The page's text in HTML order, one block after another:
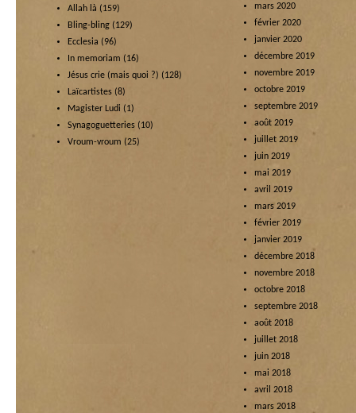
Allah là (159)
Bling-bling (129)
Ecclesia (96)
In memoriam (16)
Jésus crie (mais quoi ?) (128)
Laïcartistes (8)
Magister Ludi (1)
Synagoguetteries (10)
Vroum-vroum (25)
mars 2020
février 2020
janvier 2020
décembre 2019
novembre 2019
octobre 2019
septembre 2019
août 2019
juillet 2019
juin 2019
mai 2019
avril 2019
mars 2019
février 2019
janvier 2019
décembre 2018
novembre 2018
octobre 2018
septembre 2018
août 2018
juillet 2018
juin 2018
mai 2018
avril 2018
mars 2018